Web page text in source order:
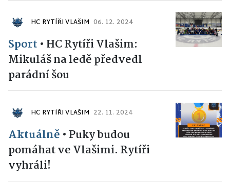
HC RYTÍŘI VLAŠIM 06. 12. 2024
Sport • HC Rytíři Vlašim:
Mikuláš na ledě předvedl
parádní šou
HC RYTÍŘI VLAŠIM 22. 11. 2024
Aktuálně • Puky budou
pomáhat ve Vlašimi. Rytíři
vyhráli!